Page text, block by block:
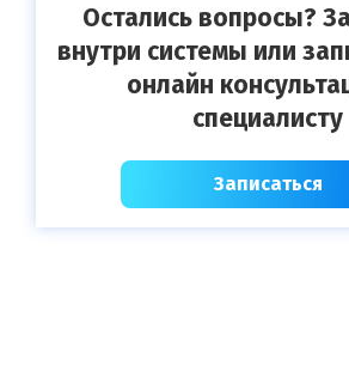
Остались вопросы?
внутри системы или
онлайн
специалисту
Записаться